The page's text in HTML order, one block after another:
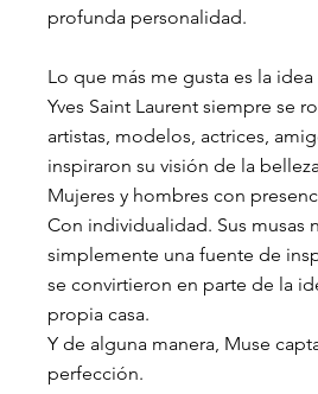
profunda personalidad.
Lo que más me gusta es la
Yves Saint Laurent siempre se
artistas, modelos, actrices,
inspiraron su visión de la
Mujeres y hombres con
Con individualidad. Sus musas
simplemente una fuente de
se convirtieron en parte de la
propia casa.
Y de alguna manera, Muse
perfección.